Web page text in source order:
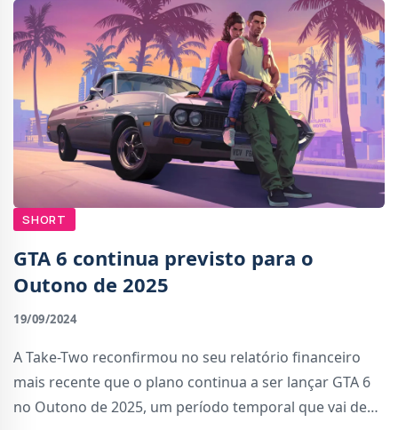
SHORT
GTA 6 continua previsto para o
Outono de 2025
19/09/2024
A Take-Two reconfirmou no seu relatório financeiro
mais recente que o plano continua a ser lançar GTA 6
no Outono de 2025, um período temporal que vai de